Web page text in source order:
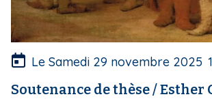
t
u
r
e
Le Samedi 29 novembre 2025
Soutenance de thèse / Esther